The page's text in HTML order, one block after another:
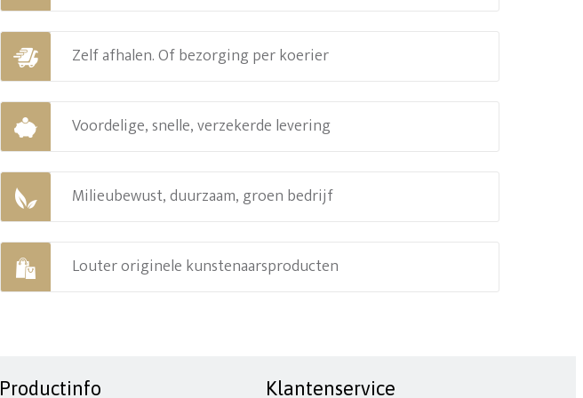
Zelf afhalen. Of bezorging per koerier
Voordelige, snelle, verzekerde levering
Milieubewust, duurzaam, groen bedrijf
Louter originele kunstenaarsproducten
Productinfo Klantenservice